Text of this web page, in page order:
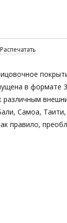
Распечатать
в формате
различным
Самоа,
правило,